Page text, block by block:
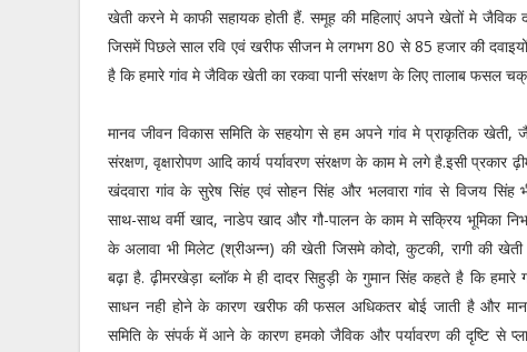
खेती करने मे काफी सहायक होती हैं. समूह की महिलाएं अपने खेतों मे जैविक
जिसमें पिछले साल रवि एवं खरीफ सीजन मे लगभग 80 से 85 हजार की
है कि हमारे गांव मे जैविक खेती का रकवा पानी संरक्षण के लिए तालाब फसल
मानव जीवन विकास समिति के सहयोग से हम अपने गांव मे प्राकृतिक खेती,
संरक्षण, वृक्षारोपण आदि कार्य पर्यावरण संरक्षण के काम मे लगे है.इसी प्रकार
खंदवारा गांव के सुरेष सिंह एवं सोहन सिंह और भलवारा गांव से विजय सिंह
साथ-साथ वर्मी खाद, नाडेप खाद और गौ-पालन के काम मे सक्रिय भूमिका
के अलावा भी मिलेट (श्रीअन्न) की खेती जिसमे कोदो, कुटकी, रागी की
बढ़ा है. ढ़ीमरखेड़ा ब्लाॅक मे ही दादर सिहुड़ी के गुमान सिंह कहते है कि हमारे
साधन नही होने के कारण खरीफ की फसल अधिकतर बोई जाती है और
समिति के संपर्क में आने के कारण हमको जैविक और पर्यावरण की दृष्टि से